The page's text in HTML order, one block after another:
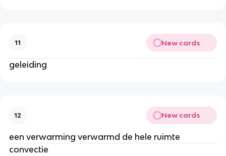
11 New cards
geleiding
12 New cards
een verwarming verwarmd de hele ruimte
convectie